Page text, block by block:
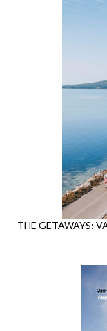
THE GETAWAYS: